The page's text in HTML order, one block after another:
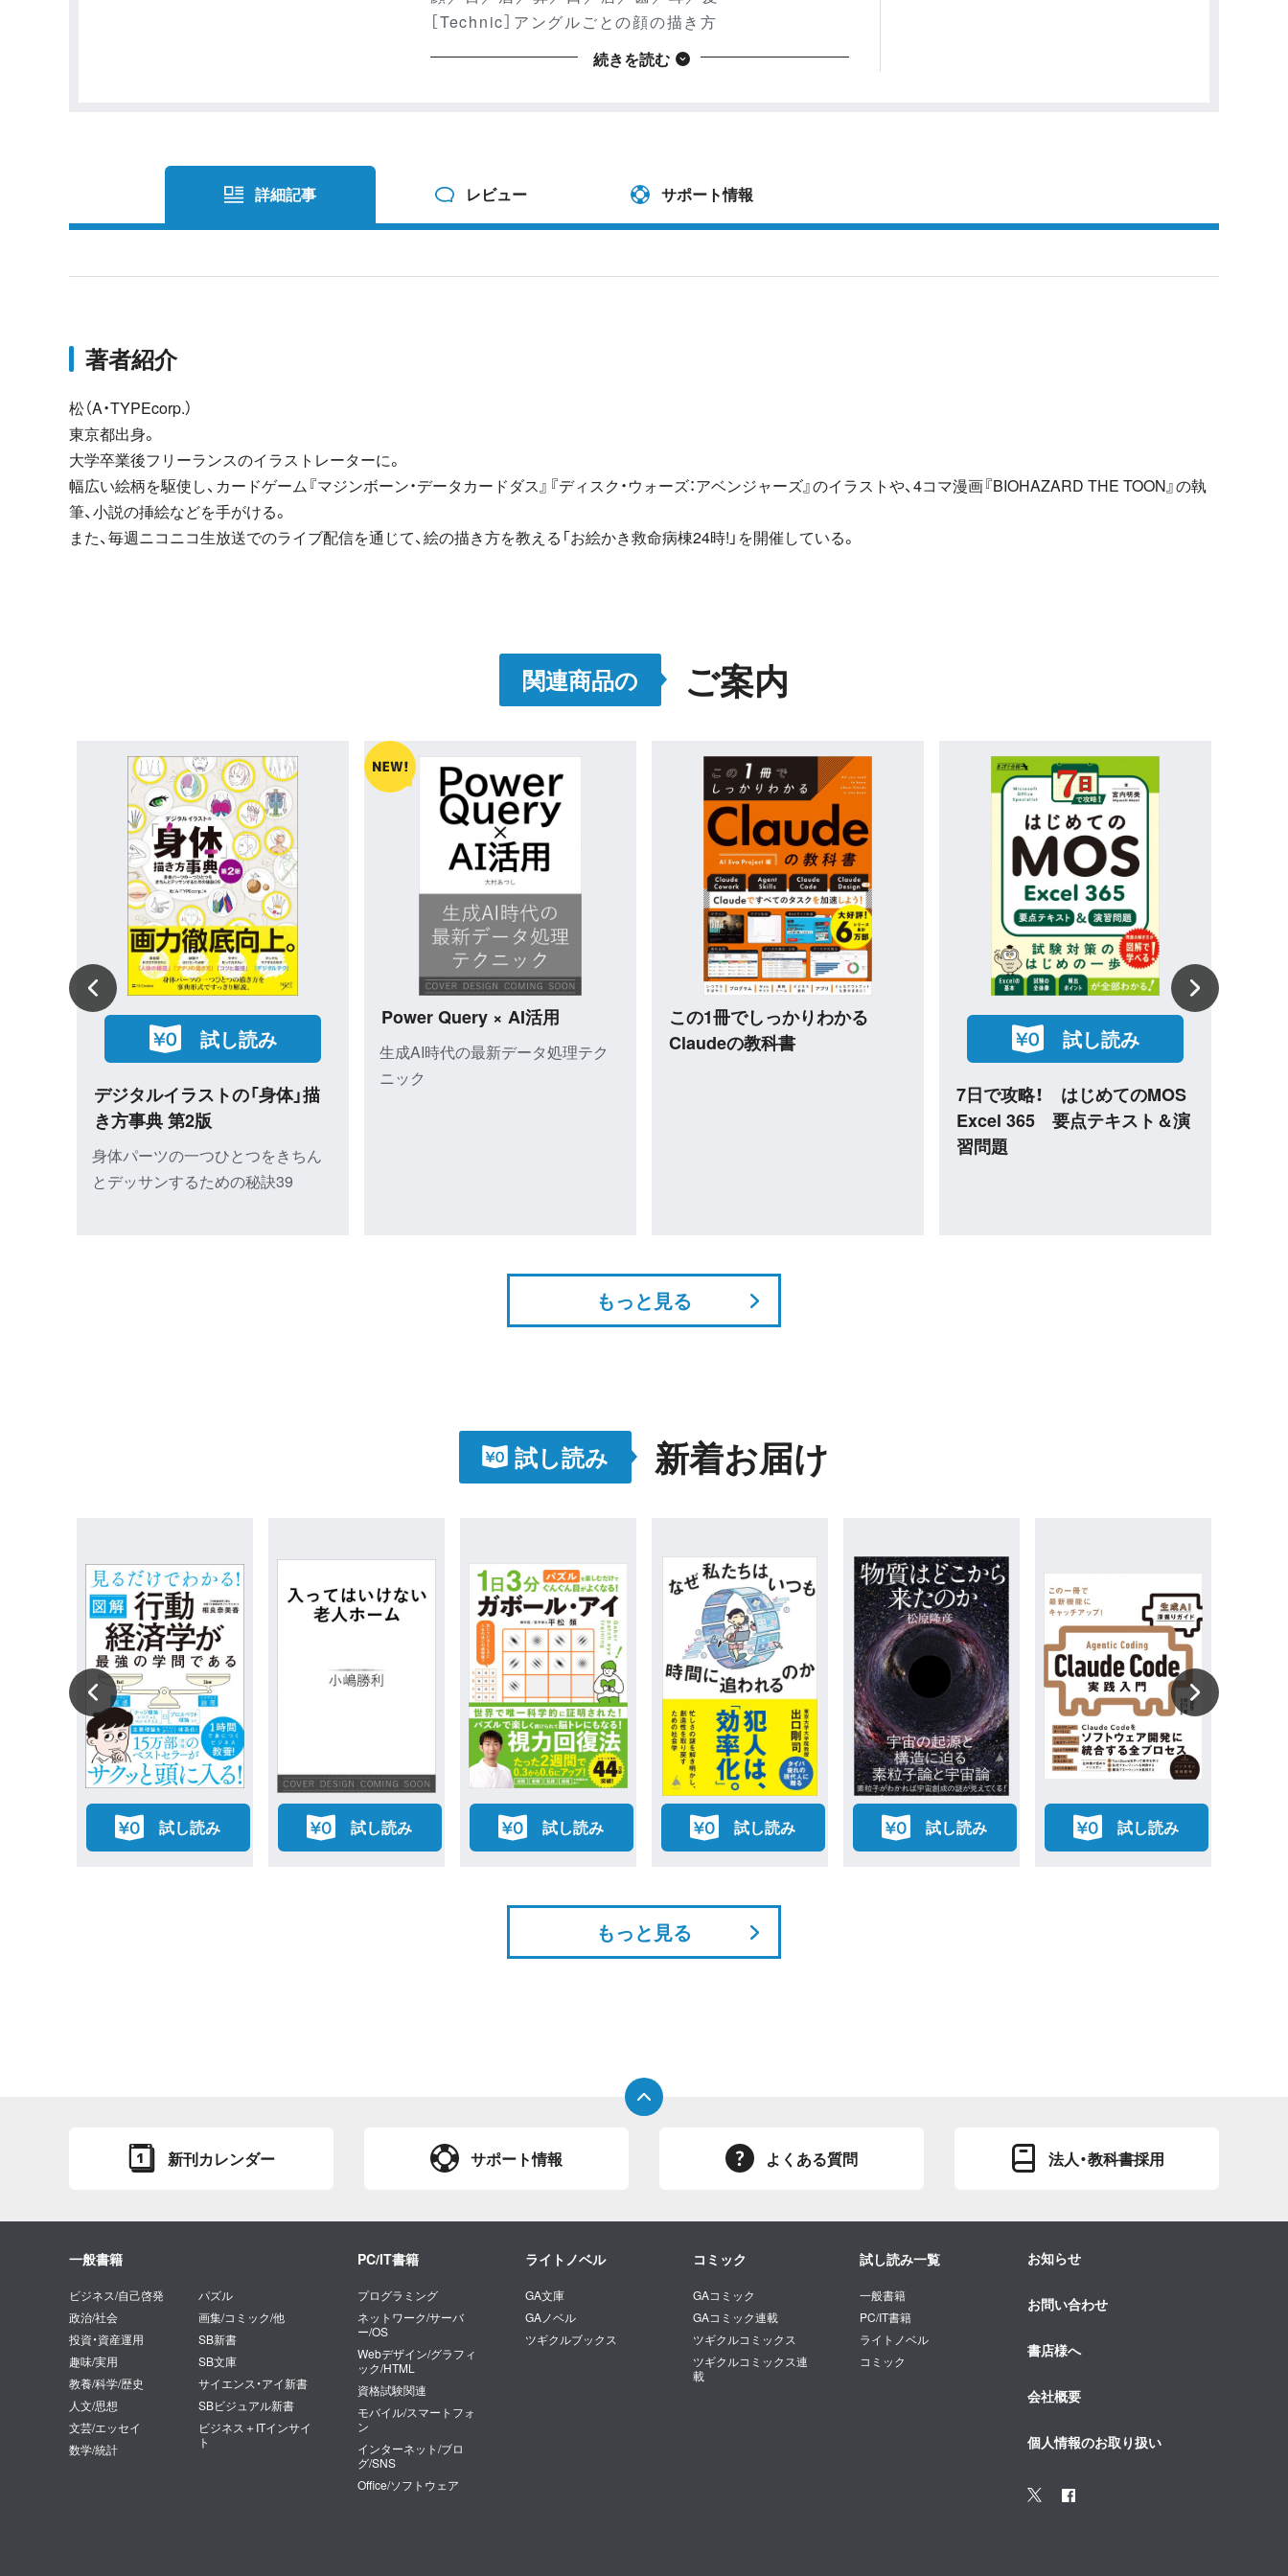
［Technic］アングルごとの顔の描き方
Part.2 胴体
Part.3 手・腕
手／指／腕／肘／脇
ふともも／ふくらはぎ／膝／足
イラストデッサンのコツ
続きを読む
詳細記事 レビュー サポート情報
著者紹介
松（A・TYPEcorp.）
東京都出身。
大学卒業後フリーランスのイラストレーターに。
幅広い絵柄を駆使し、カードゲーム『マジンボーン・データカードダス』『ディスク・ウォーズ：アベンジャーズ』のイラストや、4コマ漫画『BIOHAZARD THE TOON』の執
筆、小説の挿絵などを手がける。
また、毎週ニコニコ生放送でのライブ配信を通じて、絵の描き方を教える「お絵かき救命病棟24時!」を開催している。
関連商品の ご案内
試し読み
Word & Excel 完全ガイド 改
訂第3版［Office 2024／2021／
Microsoft 365対応］
基本操作＋疑問・困った解決＋便利
試し読み
Google Workspace＋Gemini
試し読み 試し読み
Excelで学ぶ統計解析本格入
門 改訂第２版
もっと見る
試し読み 新着お届け
試し読み 試し読み 試し読み 試し読み 試し読み 試し読み
もっと見る
新刊カレンダー サポート情報 よくある質問 法人・教科書採用
一般書籍
ビジネス/自己啓発
政治/社会
投資・資産運用
趣味/実用
教養/科学/歴史
人文/思想
文芸/エッセイ
数学/統計
パズル
画集/コミック/他
SB新書
SB文庫
サイエンス・アイ新書
SBビジュアル新書
ビジネス＋ITインサイ
ト
PC/IT書籍
プログラミング
ネットワーク/サーバ
ー/OS
Webデザイン/グラフィ
ック/HTML
資格試験関連
モバイル/スマートフォ
ン
インターネット/ブロ
グ/SNS
Office/ソフトウェア
ライトノベル
GA文庫
GAノベル
ツギクルブックス
コミック
GAコミック
GAコミック連載
ツギクルコミックス
ツギクルコミックス連
載
試し読み一覧
一般書籍
PC/IT書籍
ライトノベル
コミック
お知らせ
お問い合わせ
書店様へ
会社概要
個人情報のお取り扱い